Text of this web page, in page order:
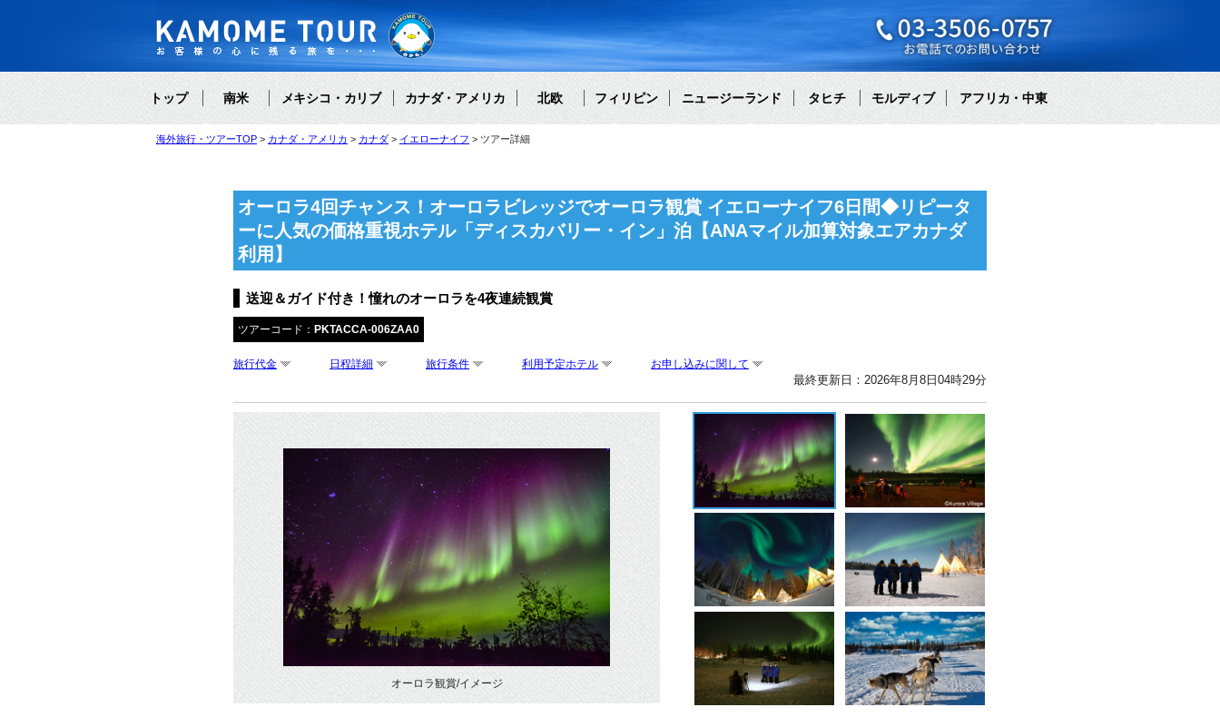
トップ 南米 メキシコ・カリブ カナダ・アメリカ 北欧 フィリピン ニュージーランド タヒチ モルディブ アフリカ・中東
海外旅行・ツアーTOP カナダ・アメリカ カナダ イエローナイフ ツアー詳細
オーロラ4回チャンス！オーロラビレッジでオーロラ観賞 イエローナイフ6日間◆リピータ
ーに人気の価格重視ホテル「ディスカバリー・イン」泊【ANAマイル加算対象エアカナダ
利用】
送迎＆ガイド付き！憧れのオーロラを4夜連続観賞
ツアーコード： PKTACCA-006ZAA0
旅行代金 日程詳細 旅行条件 利用予定ホテル お申し込みに関して
最終更新日：2026年8月8日04時29分
オーロラ観賞/イメージ